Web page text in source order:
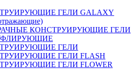
ГЕЛИ GALAXY
КОНСТРУИРУЮЩИЕ ГЕЛИ
ГЕЛИ
ГЕЛИ FLASH
ГЕЛИ FLOWER